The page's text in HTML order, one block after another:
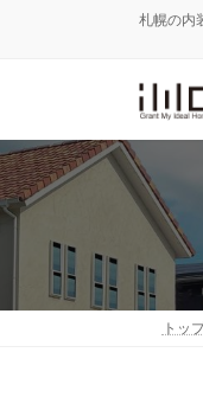
ス
キ
ッ
ン
に
移
札幌の内
トッ